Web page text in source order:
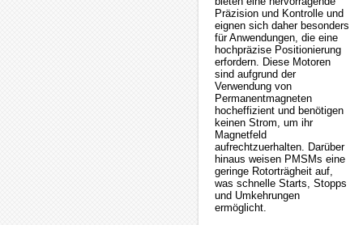
Präzision und Kontrolle und
eignen sich daher besonders
für Anwendungen, die eine
hochpräzise Positionierung
erfordern. Diese Motoren
sind aufgrund der
Verwendung von
Permanentmagneten
hocheffizient und benötigen
keinen Strom, um ihr
Magnetfeld
aufrechtzuerhalten. Darüber
hinaus weisen PMSMs eine
geringe Rotorträgheit auf,
was schnelle Starts, Stopps
und Umkehrungen
ermöglicht.